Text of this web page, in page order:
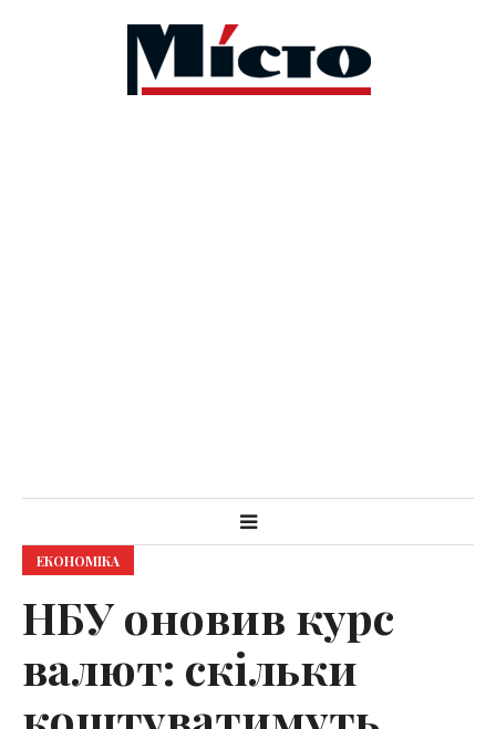
ЕКОНОМІКА
НБУ оновив курс
валют: скільки